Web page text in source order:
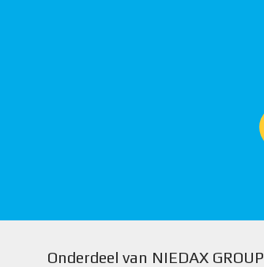
Onderdeel van NIEDAX GROUP